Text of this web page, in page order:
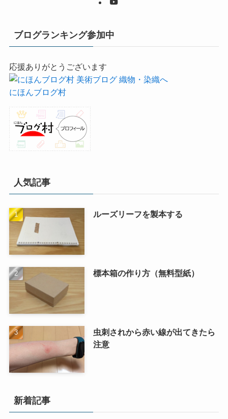
ブログランキング参加中
応援ありがとうございます
にほんブログ村
人気記事
ルーズリーフを製本する
標本箱の作り方（無料型紙）
虫刺されから赤い線が出てきたら
注意
新着記事